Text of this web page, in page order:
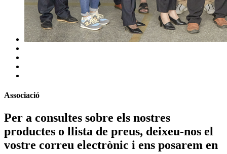
Associació
Per a consultes sobre els nostres
productes o llista de preus, deixeu-nos el
vostre correu electrònic i ens posarem en